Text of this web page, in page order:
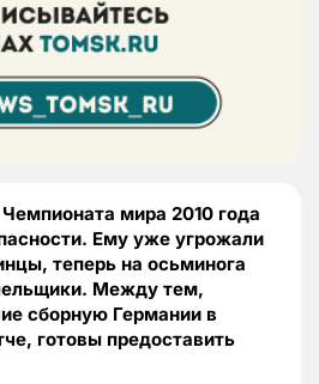
мира 2010 года
Ему уже угрожали
теперь на осьминога
Между тем,
сборную Германии в
готовы предоставить